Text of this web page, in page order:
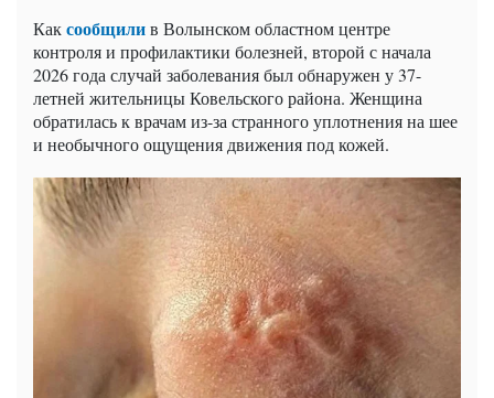
Каксообщилив Волынском областном центре
контроля и профилактики болезней, второй с начала
2026 года случай заболевания был обнаружен у 37-
летней жительницы Ковельского района. Женщина
обратилась к врачам из-за странного уплотнения на шее
и необычного ощущения движения под кожей.